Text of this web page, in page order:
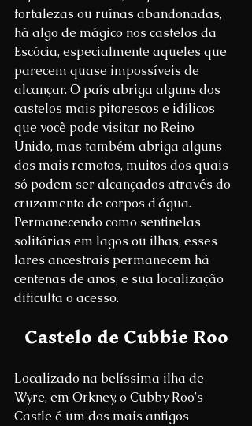
fortalezas ou ruínas abandonadas,
há algo de mágico nos castelos da
Escócia, especialmente aqueles que
parecem quase impossíveis de
alcançar. O país abriga alguns dos
castelos mais pitorescos e idílicos
que você pode visitar no Reino
Unido, mas também abriga alguns
dos mais remotos, muitos dos quais
só podem ser alcançados através do
cruzamento de corpos d'água.
Permanecendo como sentinelas
solitárias em lagos ou ilhas, esses
lares ancestrais permanecem há
centenas de anos, e sua localização
dificulta o acesso.
Castelo de Cubbie Roo
Localizado na belíssima ilha de
Wyre, em Orkney, o Cubby Roo's
Castle é um dos mais antigos